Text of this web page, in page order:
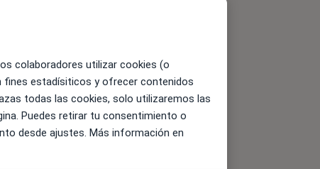
a
vida.
colaboradores utilizar cookies (o
fines estadísiticos y ofrecer contenidos
todas las cookies, solo utilizaremos las
Puedes retirar tu consentimiento o
desde ajustes. Más información en